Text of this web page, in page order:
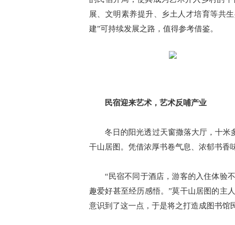
展、文明素养提升、乡土人才培育等共
建”可持续发展之路，值得参考借鉴。
民宿迎来艺术，艺术反哺产业
冬日的阳光透过天窗撒落大厅，十米
干山居图。凭借浓厚书卷气息、浓郁书香
“民宿不同于酒店，游客的入住体验不
趣爱好甚至经历感悟。”莫干山居图的主
意识到了这一点，于是将之打造成图书馆